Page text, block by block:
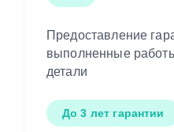
Предоставление
выполненные
детали
До 3 лет гарантии